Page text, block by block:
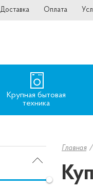
Доставка Оплата
Крупная бытовая
техника
Главная